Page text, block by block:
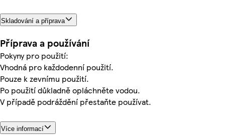
Skladování a příprava
Příprava a používání
Pokyny pro použití:
Vhodná pro každodenní použití.
Pouze k zevnímu použití.
Po použití důkladně opláchněte vodou.
V případě podráždění přestaňte používat.
Více informací